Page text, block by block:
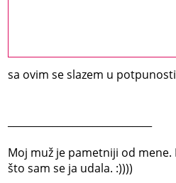
sa ovim se slazem u potpunosti
Moj muž je pametniji od mene.
što sam se ja udala. :))))